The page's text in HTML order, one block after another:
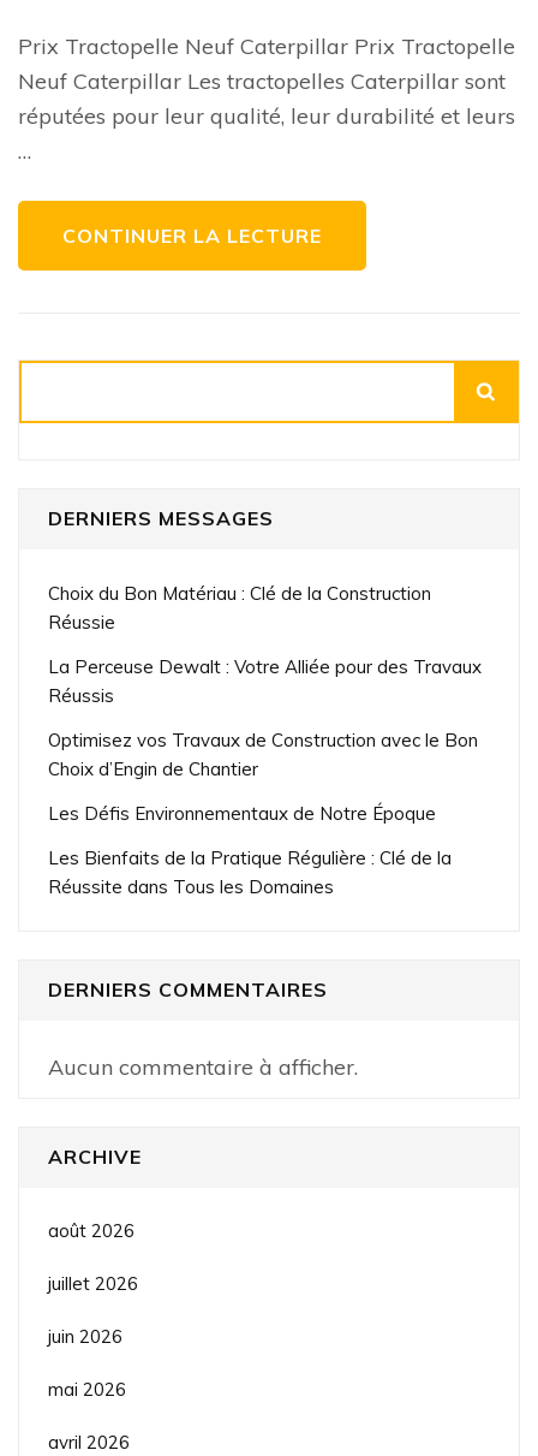
Prix
des
Tractopelles
Neufs
Caterpillar
Prix Tractopelle Neuf Caterpillar Prix Tractopelle
Neuf Caterpillar Les tractopelles Caterpillar sont
réputées pour leur qualité, leur durabilité et leurs
…
CONTINUER LA LECTURE
DERNIERS MESSAGES
Choix du Bon Matériau : Clé de la Construction
Réussie
La Perceuse Dewalt : Votre Alliée pour des Travaux
Réussis
Optimisez vos Travaux de Construction avec le Bon
Choix d’Engin de Chantier
Les Défis Environnementaux de Notre Époque
Les Bienfaits de la Pratique Régulière : Clé de la
Réussite dans Tous les Domaines
DERNIERS COMMENTAIRES
Aucun commentaire à afficher.
ARCHIVE
août 2026
juillet 2026
juin 2026
mai 2026
avril 2026